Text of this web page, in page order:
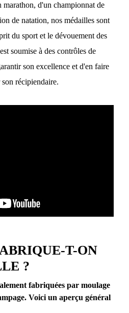
d'un championnat de
de natation, nos médailles sont
du sport et le dévouement des
soumise à des contrôles de
son excellence et d'en faire
récipiendaire.
T-ON
?
fabriquées par moulage
Voici un aperçu général